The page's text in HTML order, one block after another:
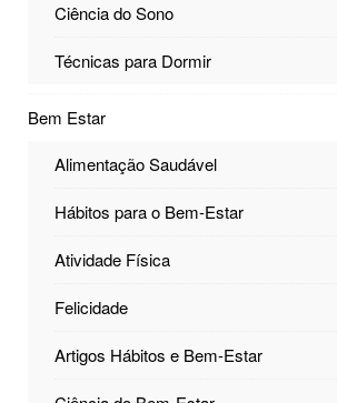
Ciência do Sono
Técnicas para Dormir
Bem Estar
Alimentação Saudável
Hábitos para o Bem-Estar
Atividade Física
Felicidade
Artigos Hábitos e Bem-Estar